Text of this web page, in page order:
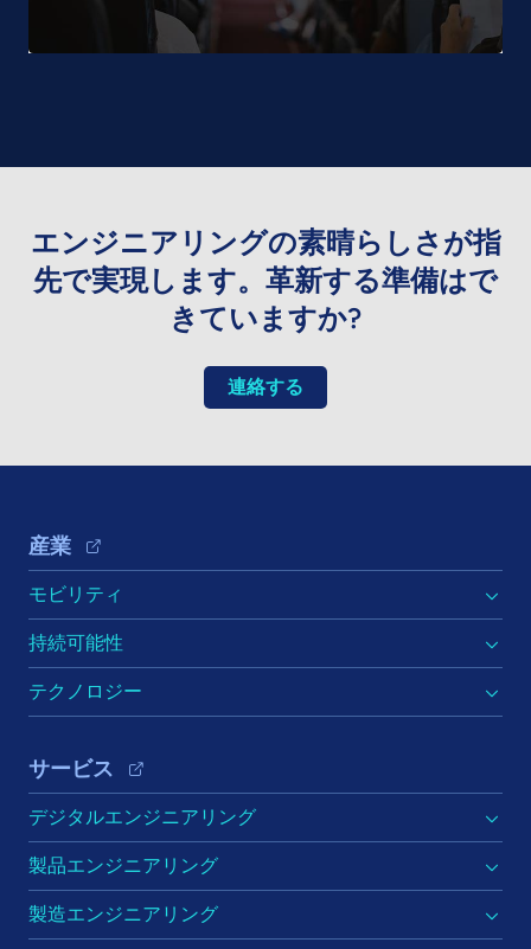
エンジニアリングの素晴らしさが指
先で実現します。革新する準備はで
きていますか?
連絡する
Footer Navigation
産業
モビリティ
持続可能性
テクノロジー
サービス
デジタルエンジニアリング
製品エンジニアリング
製造エンジニアリング